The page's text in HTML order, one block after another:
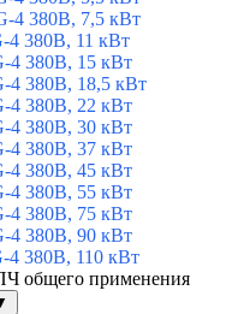
4 380В, 7,5 кВт
4 380В, 11 кВт
4 380В, 15 кВт
4 380В, 18,5 кВт
4 380В, 22 кВт
4 380В, 30 кВт
4 380В, 37 кВт
4 380В, 45 кВт
4 380В, 55 кВт
4 380В, 75 кВт
4 380В, 90 кВт
4 380В, 110 кВт
общего применения